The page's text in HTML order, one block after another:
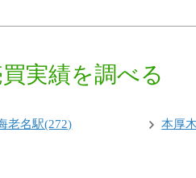
実績を調べる
老名駅(272)
本厚